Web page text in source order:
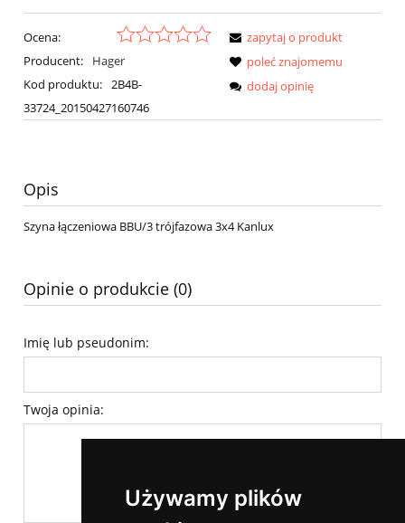
Używamy plików
Ocena:
Producent:
Hager
Kod produktu: 2B4B-
33724_20150427160746
zapytaj o produkt
poleć znajomemu
dodaj opinię
Opis
Szyna łączeniowa BBU/3 trójfazowa 3x4 Kanlux
Opinie o produkcie (0)
Imię lub pseudonim:
Twoja opinia: